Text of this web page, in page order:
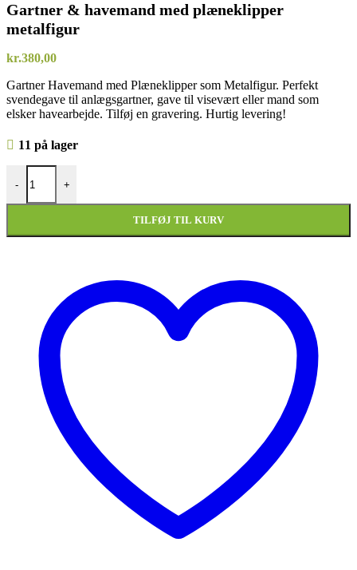
Gartner & havemand med plæneklipper
metalfigur
kr.380,00
Gartner Havemand med Plæneklipper som Metalfigur. Perfekt
svendegave til anlægsgartner, gave til visevært eller mand som
elsker havearbejde. Tilføj en gravering. Hurtig levering!
11 på lager
-
Gartner & havemand med plæneklipper metalfigur antal
+
TILFØJ TIL KURV